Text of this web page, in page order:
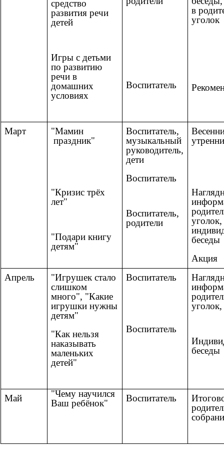
средство
развития речи
детей
Игры с детьми
по развитию
речи в
домашних
условиях
Воспитатель
в
уголок
Март
"Мамин
праздник"
"Кризис трёх
лет"
"Подари книгу
детям"
Воспитатель,
музыкальный
руководитель,
дети
Воспитатель
Воспитатель,
родители
уголок,
беседы
Акция
Апрель
"Игрушек стало
слишком
много", "Какие
игрушки нужны
детям"
"Как нельзя
наказывать
маленьких
детей"
Воспитатель
Воспитатель
беседы
Май
"Чему научился
Ваш ребёнок"
Воспитатель